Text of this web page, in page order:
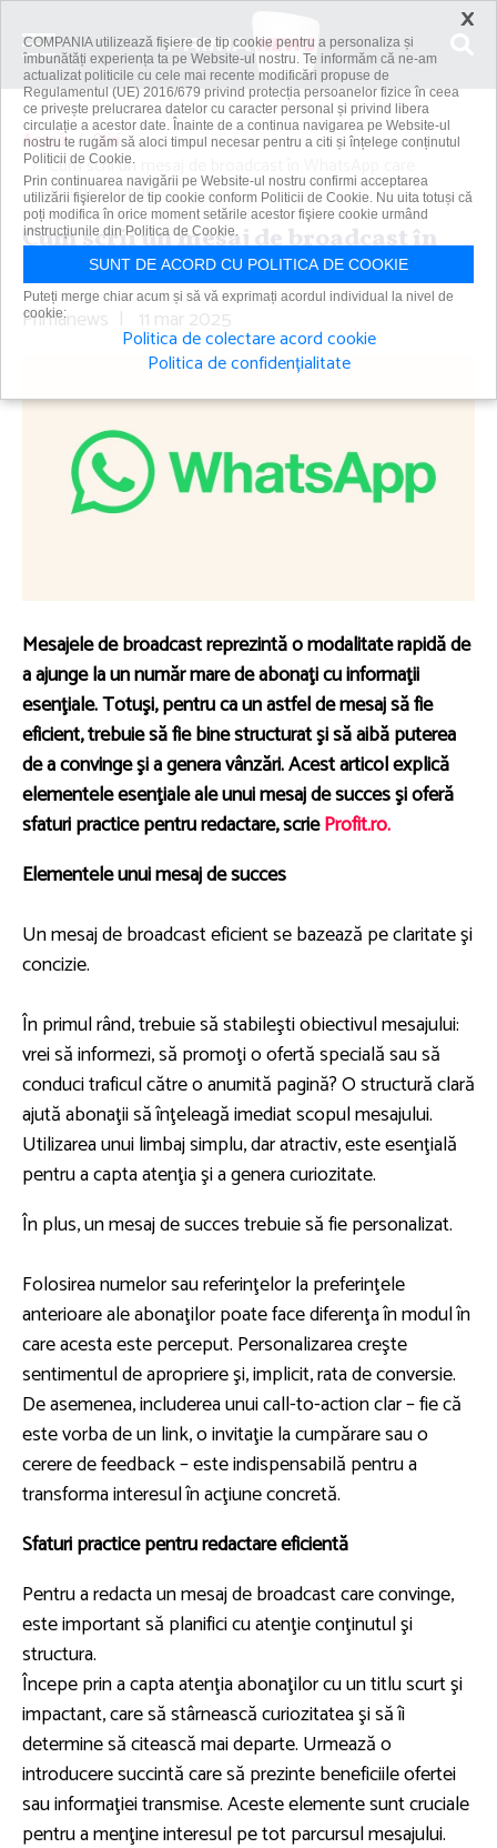
Acasă
Știri
Cum scrii un mesaj de broadcast în WhatsApp care
convinge şi vinde
Cum scrii un mesaj de broadcast în
WhatsApp care convinge şi vinde
Primanews | 11 mar 2025
Mesajele de broadcast reprezintă o modalitate rapidă de
a ajunge la un număr mare de abonaţi cu informaţii
esenţiale. Totuşi, pentru ca un astfel de mesaj să fie
eficient, trebuie să fie bine structurat şi să aibă puterea
de a convinge şi a genera vânzări. Acest articol explică
elementele esenţiale ale unui mesaj de succes şi oferă
sfaturi practice pentru redactare, scrieProfit.ro.
Elementele unui mesaj de succes
Un mesaj de broadcast eficient se bazează pe claritate şi
concizie.
În primul rând, trebuie să stabileşti obiectivul mesajului:
vrei să informezi, să promoţi o ofertă specială sau să
conduci traficul către o anumită pagină? O structură clară
ajută abonaţii să înţeleagă imediat scopul mesajului.
Utilizarea unui limbaj simplu, dar atractiv, este esenţială
pentru a capta atenţia şi a genera curiozitate.
În plus, un mesaj de succes trebuie să fie personalizat.
Folosirea numelor sau referinţelor la preferinţele
anterioare ale abonaţilor poate face diferenţa în modul în
care acesta este perceput. Personalizarea creşte
sentimentul de apropriere şi, implicit, rata de conversie.
De asemenea, includerea unui call-to-action clar – fie că
este vorba de un link, o invitaţie la cumpărare sau o
cerere de feedback – este indispensabilă pentru a
transforma interesul în acţiune concretă.
Sfaturi practice pentru redactare eficientă
Pentru a redacta un mesaj de broadcast care convinge,
este important să planifici cu atenţie conţinutul şi
structura.
Începe prin a capta atenţia abonaţilor cu un titlu scurt şi
impactant, care să stârnească curiozitatea şi să îi
determine să citească mai departe. Urmează o
introducere succintă care să prezinte beneficiile ofertei
sau informaţiei transmise. Aceste elemente sunt cruciale
pentru a menţine interesul pe tot parcursul mesajului.
×
COMPANIA utilizează fişiere de tip cookie pentru a personaliza și
îmbunătăți experiența ta pe Website-ul nostru. Te informăm că ne-am
actualizat politicile cu cele mai recente modificări propuse de
Regulamentul (UE) 2016/679 privind protecția persoanelor fizice în ceea
ce privește prelucrarea datelor cu caracter personal și privind libera
circulație a acestor date. Înainte de a continua navigarea pe Website-ul
nostru te rugăm să aloci timpul necesar pentru a citi și înțelege conținutul
Politicii de Cookie.
Prin continuarea navigării pe Website-ul nostru confirmi acceptarea
utilizării fişierelor de tip cookie conform Politicii de Cookie. Nu uita totuși că
poți modifica în orice moment setările acestor fişiere cookie urmând
instrucțiunile din Politica de Cookie.
SUNT DE ACORD CU POLITICA DE COOKIE
Puteți merge chiar acum și să vă exprimați acordul individual la nivel de
cookie:
Politica de colectare acord cookie
Politica de confidențialitate